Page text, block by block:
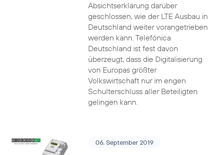
Absichtserklärung darüber
geschlossen, wie der LTE Ausbau in
Deutschland weiter vorangetrieben
werden kann. Telefónica
Deutschland ist fest davon
überzeugt, dass die Digitalisierung
von Europas größter
Volkswirtschaft nur im engen
Schulterschluss aller Beteiligten
gelingen kann.
06. September 2019